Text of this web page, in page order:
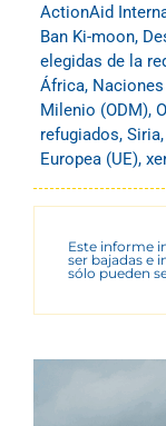
ActionAid
Ban Ki-moon,
elegidas de la
África,
Milenio (ODM),
refugiados, Siria,
Europea (UE),
Este informe
ser bajadas e
sólo pueden